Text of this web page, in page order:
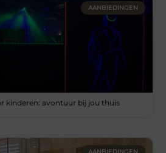
AANBIEDINGEN
kinderen: avontuur bij jou thuis
AANBIEDINGEN